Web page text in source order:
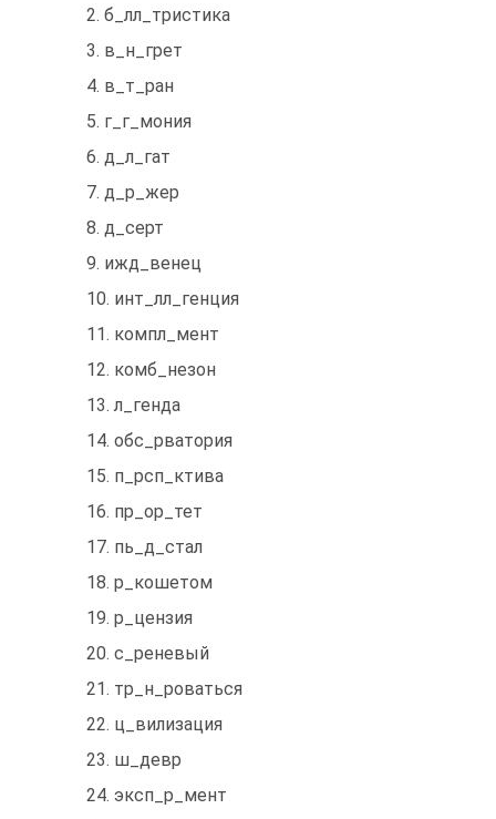
2. б_лл_тристика
3. в_н_грет
4. в_т_ран
5. г_г_мония
6. д_л_гат
7. д_р_жер
8. д_серт
9. ижд_венец
10. инт_лл_генция
11. компл_мент
12. комб_незон
13. л_генда
14. обс_рватория
15. п_рсп_ктива
16. пр_ор_тет
17. пь_д_стал
18. р_кошетом
19. р_цензия
20. с_реневый
21. тр_н_роваться
22. ц_вилизация
23. ш_девр
24. эксп_р_мент